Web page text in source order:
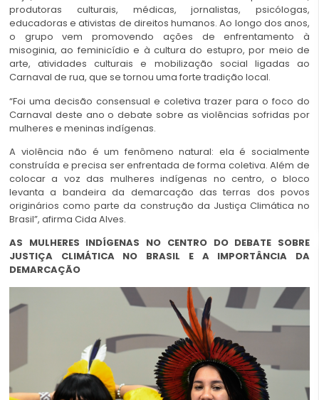
produtoras culturais, médicas, jornalistas, psicólogas,
educadoras e ativistas de direitos humanos. Ao longo dos anos,
o grupo vem promovendo ações de enfrentamento à
misoginia, ao feminicídio e à cultura do estupro, por meio de
arte, atividades culturais e mobilização social ligadas ao
Carnaval de rua, que se tornou uma forte tradição local.
“Foi uma decisão consensual e coletiva trazer para o foco do
Carnaval deste ano o debate sobre as violências sofridas por
mulheres e meninas indígenas.
A violência não é um fenômeno natural: ela é socialmente
construída e precisa ser enfrentada de forma coletiva. Além de
colocar a voz das mulheres indígenas no centro, o bloco
levanta a bandeira da demarcação das terras dos povos
originários como parte da construção da Justiça Climática no
Brasil”, afirma Cida Alves.
AS MULHERES INDÍGENAS NO CENTRO DO DEBATE SOBRE
JUSTIÇA CLIMÁTICA NO BRASIL E A IMPORTÂNCIA DA
DEMARCAÇÃO